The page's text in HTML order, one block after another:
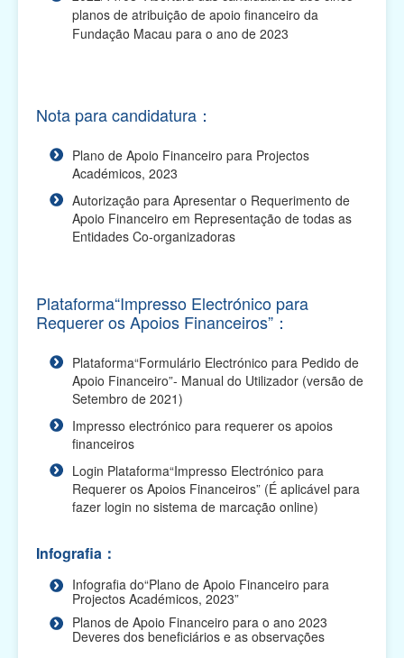
Plano de Apoio Financeiro para Oferta de Cabazes,
2027
Plano de Apoio Financeiro para Projectos
Plano de Apoio Financeiro para Intercâmbios, 2027
Plano de Apoio Financeiro para Actividades
Comunitárias, 2027
terminou...
Plano de Apoio Financeiro para Oferta de Cabazes,
2026 (O prazo de apresentação das candidaturas
te...
Plano de Apoio Financeiro para Despesas de
Funcionamento de Associações, 2026 (O prazo de
apresentaç...
Plano de Apoio Financeiro para Projectos
Académicos, 2026 (O prazo de apresentação das
candidaturas ...
Plano de Apoio Financeiro para Actividades
Comunitárias, 2026 (O prazo de apresentação das
candidatu...
Plano Integrado de Apoio Financeiro para 2026 (O
prazo de apresentação das candidaturas terminou)
planos de atribuição de apoio financeiro da
Fundação Macau para o ano de 2023
Nota para candidatura：
Plano de Apoio Financeiro para Projectos
Académicos, 2023
Autorização para Apresentar o Requerimento de
Apoio Financeiro em Representação de todas as
Entidades Co-organizadoras
Plataforma“Impresso Electrónico para
Requerer os Apoios Financeiros”：
Plataforma“Formulário Electrónico para Pedido de
Apoio Financeiro”- Manual do Utilizador (versão de
Setembro de 2021)
Impresso electrónico para requerer os apoios
financeiros
Login Plataforma“Impresso Electrónico para
Requerer os Apoios Financeiros” (É aplicável para
fazer login no sistema de marcação online)
Infografia：
Infografia do“Plano de Apoio Financeiro para
Projectos Académicos, 2023”
Planos de Apoio Financeiro para o ano 2023
Deveres dos beneficiários e as observações